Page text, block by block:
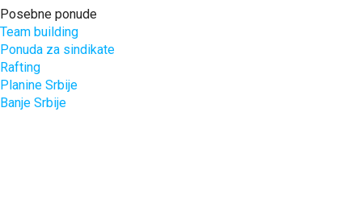
Posebne ponude
Team building
Ponuda za sindikate
Rafting
Planine Srbije
Banje Srbije